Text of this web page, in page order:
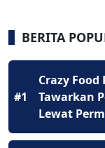
BERITA
#1
Crazy Food
Tawarkan
Lewat